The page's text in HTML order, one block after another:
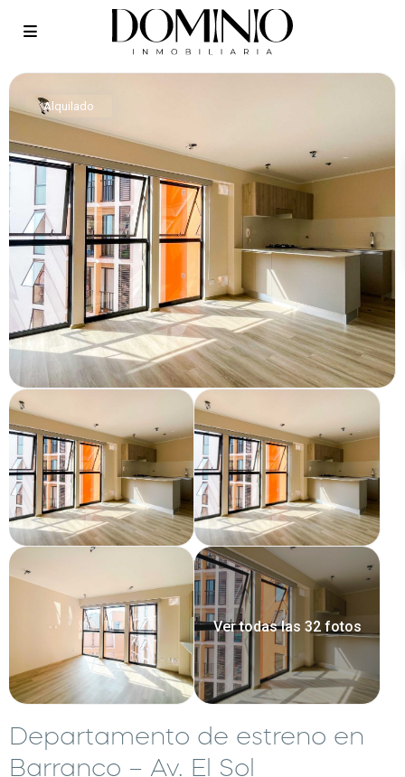
Alquilado
Ver todas las 32 fotos
Departamento de estreno en
Barranco – Av. El Sol